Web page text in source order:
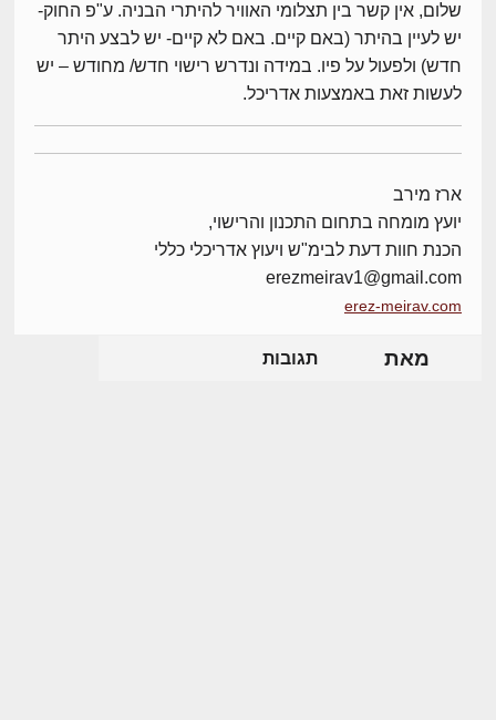
שלום, אין קשר בין תצלומי האוויר להיתרי הבניה. ע"פ החוק-
יש לעיין בהיתר (באם קיים. באם לא קיים- יש לבצע היתר
חדש) ולפעול על פיו. במידה ונדרש רישוי חדש/ מחודש – יש
לעשות זאת באמצעות אדריכל.
ארז מירב
יועץ מומחה בתחום התכנון והרישוי,
הכנת חוות דעת לבימ"ש ויעוץ אדריכלי כללי
erezmeirav1@gmail.com
erez-meirav.com
מאת תגובות